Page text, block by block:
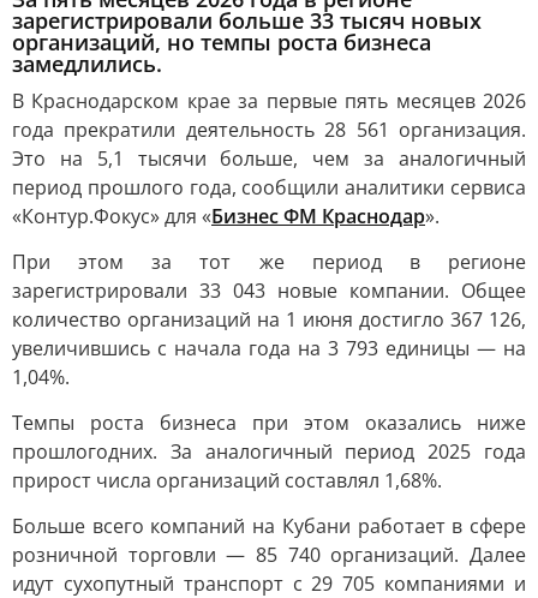
зарегистрировали больше 33 тысяч новых
организаций, но темпы роста бизнеса
замедлились.
В Краснодарском крае за первые пять месяцев 2026
года прекратили деятельность 28 561 организация.
Это на 5,1 тысячи больше, чем за аналогичный
период прошлого года, сообщили аналитики сервиса
«Контур.Фокус» для «Бизнес ФМ Краснодар».
При этом за тот же период в регионе
зарегистрировали 33 043 новые компании. Общее
количество организаций на 1 июня достигло 367 126,
увеличившись с начала года на 3 793 единицы — на
1,04%.
Темпы роста бизнеса при этом оказались ниже
прошлогодних. За аналогичный период 2025 года
прирост числа организаций составлял 1,68%.
Больше всего компаний на Кубани работает в сфере
розничной торговли — 85 740 организаций. Далее
идут сухопутный транспорт с 29 705 компаниями и